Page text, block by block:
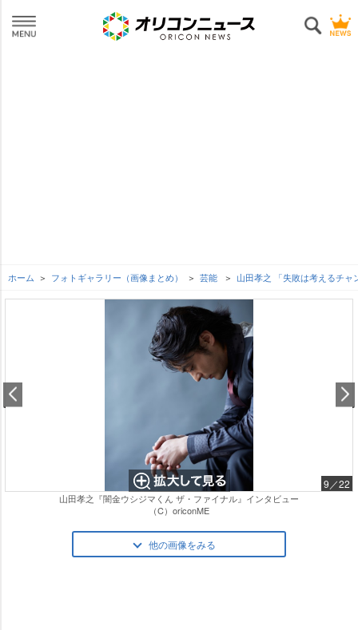
ホーム フォトギャラリー（画像まとめ） 芸能 山田孝之 「失敗は考えるチ
9／22
山田孝之『闇金ウシジマくん ザ・ファイナル』インタビュー
（C）oriconME
他の画像をみる